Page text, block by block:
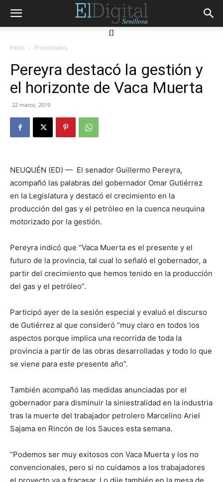
[]
Inicio Provinciales
Pereyra destacó la gestión y
el horizonte de Vaca Muerta
22 marzo, 2019
NEUQUÉN (ED) — El senador Guillermo Pereyra,
acompañó las palabras del gobernador Omar Gutiérrez
en la Legislatura y destacó el crecimiento en la
producción del gas y el petróleo en la cuenca neuquina
motorizado por la gestión.
Pereyra indicó que “Vaca Muerta es el presente y el
futuro de la provincia, tal cual lo señaló el gobernador, a
partir del crecimiento que hemos tenido en la producción
del gas y el petróleo”.
Participó ayer de la sesión especial y evaluó el discurso
de Gutiérrez al que consideró “muy claro en todos los
aspectos porque implica una recorrida de toda la
provincia a partir de las obras desarrolladas y todo lo que
se viene para este presente año”.
También acompañó las medidas anunciadas por el
gobernador para disminuir la siniestralidad en la industria
tras la muerte del trabajador petrolero Marcelino Ariel
Sajama en Rincón de los Sauces esta semana.
“Podemos ser muy exitosos con Vaca Muerta y los no
convencionales, pero si no cuidamos a los trabajadores